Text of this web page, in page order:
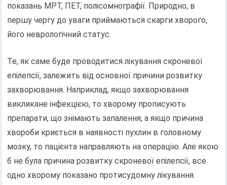
показань МРТ, ПЕТ, полісомнографії. Природно, в
першу чергу до уваги приймаються скарги хворого,
його неврологічний статус.
Те, як саме буде проводитися лікування скроневої
епілепсії, залежить від основної причини розвитку
захворювання. Наприклад, якщо захворювання
викликане інфекцією, то хворому прописують
препарати, що знімають запалення, а якщо причина
хвороби криється в наявності пухлин в головному
мозку, то пацієнта направляють на операцію. Але якою
б не була причина розвитку скроневої епілепсії, все
одно хворому показано протисудомну лікування.